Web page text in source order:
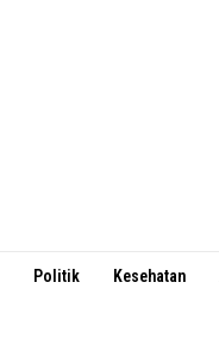
Politik Kesehatan